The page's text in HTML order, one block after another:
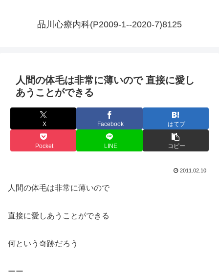
品川心療内科(P2009-1--2020-7)8125
人間の体毛は非常に薄いので 直接に愛し
あうことができる
X Facebook はてブ
Pocket LINE コピー
2011.02.10
人間の体毛は非常に薄いので
直接に愛しあうことができる
何という奇跡だろう
ーー